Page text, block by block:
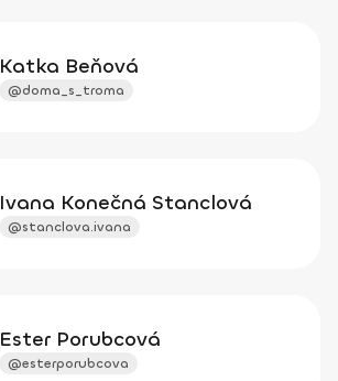
Katka Beňová
@doma_s_troma
Ivana Konečná Stanclová
@stanclova.ivana
Ester Porubcová
@esterporubcova